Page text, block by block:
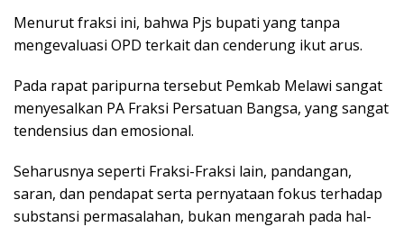
Menurut fraksi ini, bahwa Pjs bupati yang tanpa
mengevaluasi OPD terkait dan cenderung ikut arus.
Pada rapat paripurna tersebut Pemkab Melawi sangat
menyesalkan PA Fraksi Persatuan Bangsa, yang sangat
tendensius dan emosional.
Seharusnya seperti Fraksi-Fraksi lain, pandangan,
saran, dan pendapat serta pernyataan fokus terhadap
substansi permasalahan, bukan mengarah pada hal-